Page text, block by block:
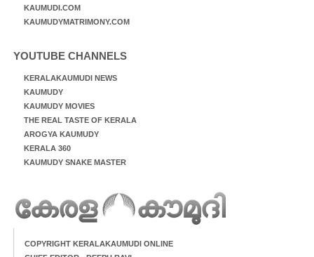
KAUMUDI.COM
KAUMUDYMATRIMONY.COM
YOUTUBE CHANNELS
KERALAKAUMUDI NEWS
KAUMUDY
KAUMUDY MOVIES
THE REAL TASTE OF KERALA
AROGYA KAUMUDY
KERALA 360
KAUMUDY SNAKE MASTER
COPYRIGHT KERALAKAUMUDI ONLINE